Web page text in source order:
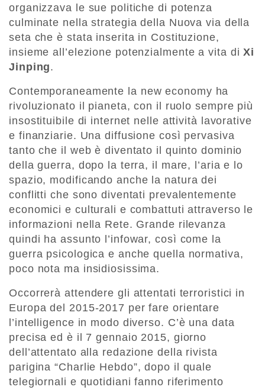
organizzava le sue politiche di potenza
culminate nella strategia della Nuova via della
seta che è stata inserita in Costituzione,
insieme all’elezione potenzialmente a vita diXi
Jinping.
Contemporaneamente la new economy ha
rivoluzionato il pianeta, con il ruolo sempre più
insostituibile di internet nelle attività lavorative
e finanziarie. Una diffusione così pervasiva
tanto che il web è diventato il quinto dominio
della guerra, dopo la terra, il mare, l’aria e lo
spazio, modificando anche la natura dei
conflitti che sono diventati prevalentemente
economici e culturali e combattuti attraverso le
informazioni nella Rete. Grande rilevanza
quindi ha assunto l’infowar, così come la
guerra psicologica e anche quella normativa,
poco nota ma insidiosissima.
Occorrerà attendere gli attentati terroristici in
Europa del 2015-2017 per fare orientare
l’intelligence in modo diverso. C’è una data
precisa ed è il 7 gennaio 2015, giorno
dell’attentato alla redazione della rivista
parigina “Charlie Hebdo”, dopo il quale
telegiornali e quotidiani fanno riferimento